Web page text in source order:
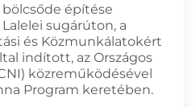
építése
sugárúton, a
és Közmunkálatokért
indított, az Országos
közreműködésével
Program keretében.